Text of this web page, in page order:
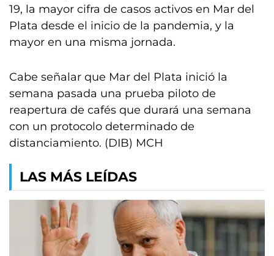
19, la mayor cifra de casos activos en Mar del
Plata desde el inicio de la pandemia, y la
mayor en una misma jornada.
Cabe señalar que Mar del Plata inició la
semana pasada una prueba piloto de
reapertura de cafés que durará una semana
con un protocolo determinado de
distanciamiento. (DIB) MCH
LAS MÁS LEÍDAS